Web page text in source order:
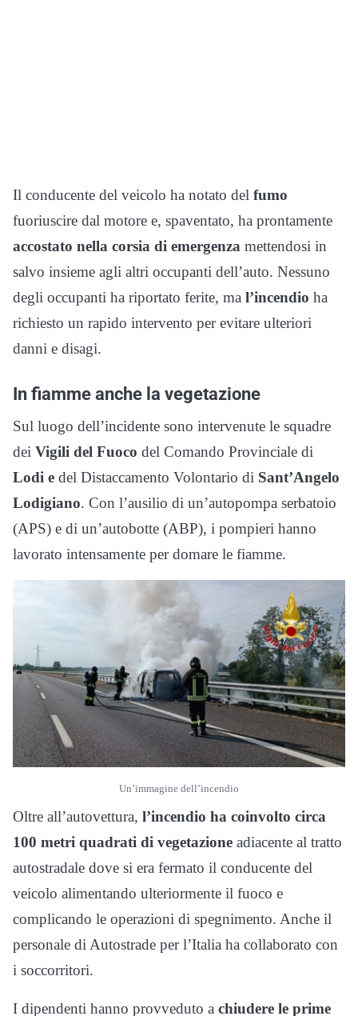
Il conducente del veicolo ha notato del fumo
fuoriuscire dal motore e, spaventato, ha prontamente
accostato nella corsia di emergenza mettendosi in
salvo insieme agli altri occupanti dell’auto. Nessuno
degli occupanti ha riportato ferite, ma l’incendio ha
richiesto un rapido intervento per evitare ulteriori
danni e disagi.
In fiamme anche la vegetazione
Sul luogo dell’incidente sono intervenute le squadre
dei Vigili del Fuoco del Comando Provinciale di
Lodi e del Distaccamento Volontario di Sant’Angelo
Lodigiano. Con l’ausilio di un’autopompa serbatoio
(APS) e di un’autobotte (ABP), i pompieri hanno
lavorato intensamente per domare le fiamme.
Un’immagine dell’incendio
Oltre all’autovettura, l’incendio ha coinvolto circa
100 metri quadrati di vegetazione adiacente al tratto
autostradale dove si era fermato il conducente del
veicolo alimentando ulteriormente il fuoco e
complicando le operazioni di spegnimento. Anche il
personale di Autostrade per l’Italia ha collaborato con
i soccorritori.
I dipendenti hanno provveduto a chiudere le prime